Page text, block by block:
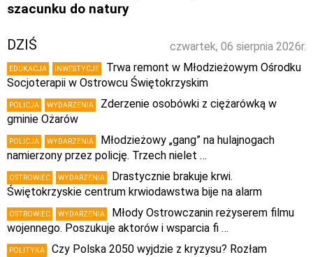
szacunku do natury
czwartek, 06 sierpnia 2026r.
DZIŚ
EDUKACJA INWESTYCJE
Trwa remont w Młodzieżowym Ośrodku
Socjoterapii w Ostrowcu Świętokrzyskim
POLICJA WYDARZENIA
Zderzenie osobówki z ciężarówką w
gminie Ożarów
POLICJA WYDARZENIA
Młodzieżowy „gang” na hulajnogach
namierzony przez policję. Trzech nielet …
OSTROWIEC WYDARZENIA
Drastycznie brakuje krwi.
Świętokrzyskie centrum krwiodawstwa bije na alarm
OSTROWIEC WYDARZENIA
Młody Ostrowczanin reżyserem filmu
wojennego. Poszukuje aktorów i wsparcia fi …
POLITYKA
Czy Polska 2050 wyjdzie z kryzysu? Rozłam